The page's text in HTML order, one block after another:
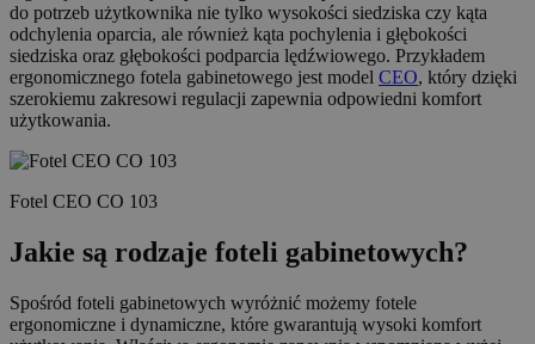
do potrzeb użytkownika nie tylko wysokości siedziska czy kąta
odchylenia oparcia, ale również kąta pochylenia i głębokości
siedziska oraz głębokości podparcia lędźwiowego. Przykładem
ergonomicznego fotela gabinetowego jest model CEO, który dzięki
szerokiemu zakresowi regulacji zapewnia odpowiedni komfort
użytkowania.
Fotel CEO CO 103
Jakie są rodzaje foteli gabinetowych?
Spośród foteli gabinetowych wyróżnić możemy fotele
ergonomiczne i dynamiczne, które gwarantują wysoki komfort